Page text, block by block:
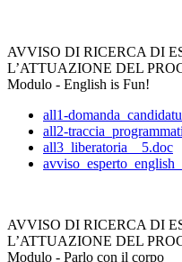
AVVISO DI RICERCA DI
L’ATTUAZIONE DEL
Modulo - English is Fun!
all1-
all2-
all3_liberatoria__5.doc
AVVISO DI RICERCA DI
L’ATTUAZIONE DEL
Modulo - Parlo con il corpo